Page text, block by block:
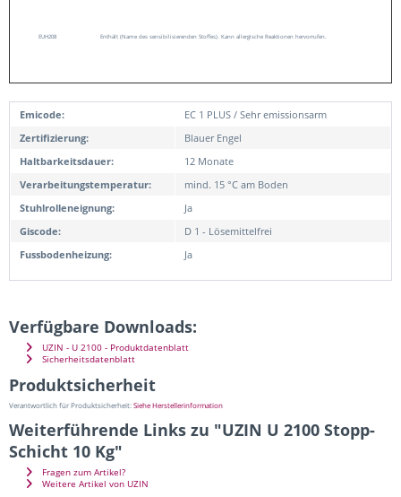
EUH208 Enthält (Name des sensibilisierenden Stoffes). Kann allergische Reaktionen hervorrufen.
Emicode:
EC 1 PLUS / Sehr emissionsarm
Zertifizierung:
Blauer Engel
Haltbarkeitsdauer:
12 Monate
Verarbeitungstemperatur:
mind. 15 °C am Boden
Stuhlrolleneignung:
Ja
Giscode:
D 1 - Lösemittelfrei
Fussbodenheizung:
Ja
Verfügbare Downloads:
UZIN - U 2100 - Produktdatenblatt
Sicherheitsdatenblatt
Produktsicherheit
Verantwortlich für Produktsicherheit:Siehe Herstellerinformation
Weiterführende Links zu "UZIN U 2100 Stopp-
Schicht 10 Kg"
Fragen zum Artikel?
Weitere Artikel von UZIN